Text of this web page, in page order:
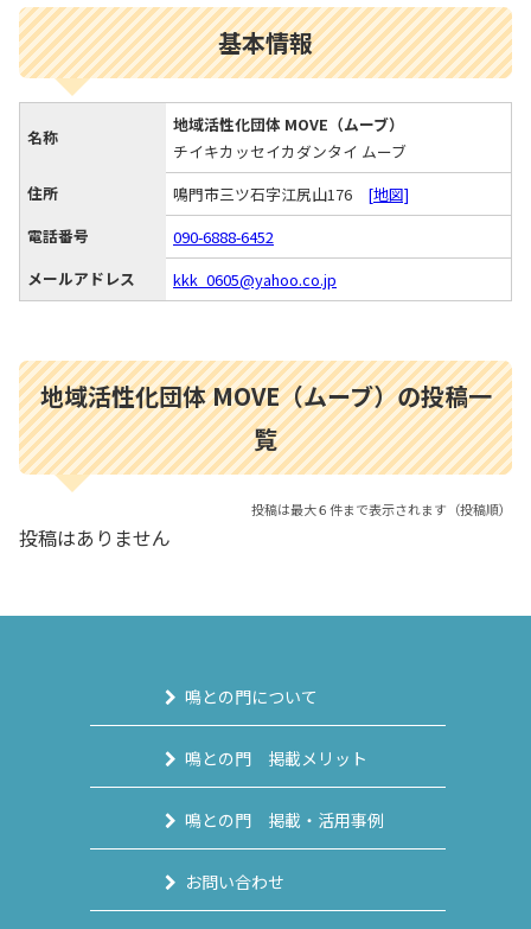
基本情報
名称
地域活性化団体 MOVE（ムーブ）
チイキカッセイカダンタイ ムーブ
住所
鳴門市三ツ石字江尻山176 [地図]
電話番号
090-6888-6452
メールアドレス
kkk_0605@yahoo.co.jp
地域活性化団体 MOVE（ムーブ）の投稿一
覧
投稿は最大６件まで表示されます（投稿順）
投稿はありません
鳴との門について
鳴との門 掲載メリット
鳴との門 掲載・活用事例
お問い合わせ